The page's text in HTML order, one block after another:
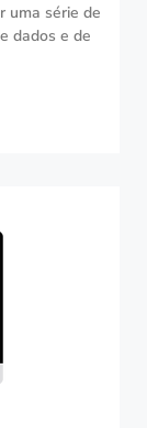
uma série de
dados e de